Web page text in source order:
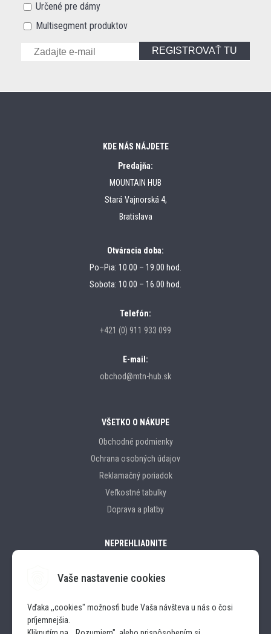
Vaše nastavenie cookies
Vďaka ,,cookies" možnosťi bude Vaša návšteva u nás o čosi
príjemnejšia.
Určené pre dámy
Multisegment produktov
REGISTROVAŤ TU
KDE NÁS NÁJDETE
Predajňa:
MOUNTAIN HUB
Stará Vajnorská 4,
Bratislava
Otváracia doba:
Po–Pia: 10.00 – 19.00 hod.
Sobota: 10.00 – 16.00 hod.
Telefón:
+421 (0) 911 933 099
E-mail:
obchod@mtn-hub.sk
VŠETKO O NÁKUPE
Obchodné podmienky
Ochrana osobných údajov
Reklamačný poriadok
Veľkostné tabulky
Doprava a platby
NEPREHLIADNITE